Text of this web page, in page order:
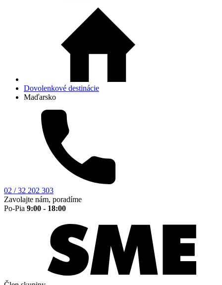
Dovolenkové destinácie
Maďarsko
02 / 32 202 303
Zavolajte nám, poradíme
Po-Pia 9:00 - 18:00